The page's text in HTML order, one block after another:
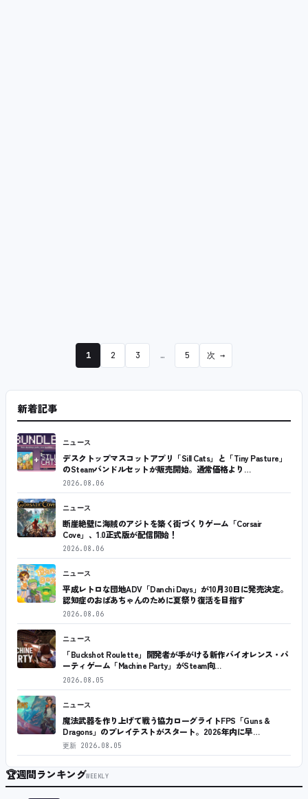
1 2 3 … 5 次 →
新着記事
ニュース
デスクトップマスコットアプリ「Sill Cats」と「Tiny Pasture」
のSteamバンドルセットが販売開始。通常価格より…
2026.08.06
ニュース
断崖絶壁に海賊のアジトを築く街づくりゲーム「Corsair
Cove」、1.0正式版が配信開始！
2026.08.06
ニュース
平成レトロな団地ADV「Danchi Days」が10月30日に発売決定。
認知症のおばあちゃんのために夏祭り復活を目指す
2026.08.06
ニュース
「Buckshot Roulette」開発者が手がける新作バイオレンス・パ
ーティゲーム「Machine Party」がSteam向…
2026.08.05
ニュース
魔法武器を作り上げて戦う協力ローグライトFPS「Guns &
Dragons」のプレイテストがスタート。2026年内に早…
更新 2026.08.05
🏆週間ランキングWEEKLY